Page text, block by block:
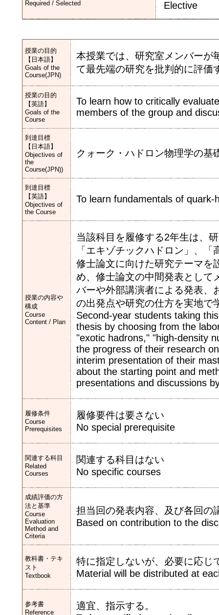
Required / Selected
Elective
授業の目的
【日本語】
Goals of the
Course(JPN)
本授業では、研究室メンバーが
て最先端の研究を批判的に評価
授業の目的
【英語】
Goals of the
Course
To learn how to critically
members of the group and
到達目標
【日本語】
Objectives of
the
Course(JPN))
クォーク・ハドロン物理学の基
到達目標
【英語】
Objectives of
the Course
To learn fundamentals of quark-
授業の内容や
構成
Course
Content / Plan
当該科目を履修する2年生は、
「エキゾチックハドロン」、
修士論文に向けた研究テーマを
め、修士論文の中間発表として
バーや外部講演者による発表、
の出発点や研究の仕方を実地で
Second-year students taking
thesis by choosing from the
"exotic hadrons," "high-density
the progress of their research
interim presentation of their
about the starting point and
presentations and discussions
履修条件
Course
Prerequisites
履修要件は要さない
No special prerequisite
関連する科目
Related
Courses
関連する科目はない
No specific courses
成績評価の方
法と基準
Course
Evaluation
Method and
Criteria
担当回の発表内容、及び各回の
Based on contribution to the
教科書・テキ
スト
Textbook
特に指定しないが、必要に応じ
Material will be distributed at
参考書
Reference
適宜、指示する。